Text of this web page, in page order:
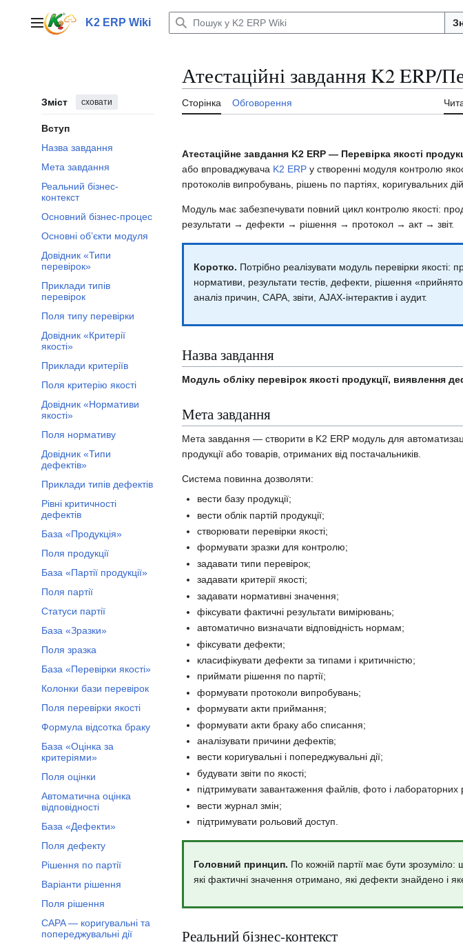
вмісту Головне менюK2 ERP Wiki
Зміст сховати
Вступ
Назва завдання
Мета завдання
Реальний бізнес-
контекст
Основний бізнес-процес
Основні об’єкти модуля
Довідник «Типи
перевірок»
Приклади типів
перевірок
Поля типу перевірки
Довідник «Критерії
якості»
Приклади критеріїв
Поля критерію якості
Довідник «Нормативи
якості»
Поля нормативу
Довідник «Типи
дефектів»
Приклади типів дефектів
Рівні критичності
дефектів
База «Продукція»
Поля продукції
База «Партії продукції»
Поля партії
Статуси партії
База «Зразки»
Поля зразка
База «Перевірки якості»
Колонки бази перевірок
Поля перевірки якості
Формула відсотка браку
База «Оцінка за
критеріями»
Поля оцінки
Автоматична оцінка
відповідності
База «Дефекти»
Поля дефекту
Рішення по партії
Варіанти рішення
Поля рішення
CAPA — коригувальні та
попереджувальні дії
Атестаційні завдання K2 ERP/
Сторінка Обговорення
Атестаційне завдання K2 ERP — Перевірка якості
або впроваджувача K2 ERP у створенні модуля контролю
протоколів випробувань, рішень по партіях, коригувальних дій і
Модуль має забезпечувати повний цикл контролю якості:
результати → дефекти → рішення → протокол → акт → звіт.
Коротко. Потрібно реалізувати модуль перевірки якості:
нормативи, результати тестів, дефекти, рішення
аналіз причин, CAPA, звіти, AJAX-інтерактив і аудит.
Назва завдання
Модуль обліку перевірок якості продукції, виявлення
Мета завдання
Мета завдання — створити в K2 ERP модуль для
продукції або товарів, отриманих від постачальників.
Система повинна дозволяти:
вести базу продукції;
вести облік партій продукції;
створювати перевірки якості;
формувати зразки для контролю;
задавати типи перевірок;
задавати критерії якості;
задавати нормативні значення;
фіксувати фактичні результати вимірювань;
автоматично визначати відповідність нормам;
фіксувати дефекти;
класифікувати дефекти за типами і критичністю;
приймати рішення по партії;
формувати протоколи випробувань;
формувати акти приймання;
формувати акти браку або списання;
аналізувати причини дефектів;
вести коригувальні і попереджувальні дії;
будувати звіти по якості;
підтримувати завантаження файлів, фото і лабораторних
вести журнал змін;
підтримувати рольовий доступ.
Головний принцип. По кожній партії має бути
які фактичні значення отримано, які дефекти знайдено і
Реальний бізнес-контекст